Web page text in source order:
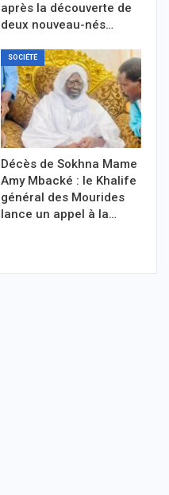
après la découverte de
deux nouveau-nés…
SOCIÉTÉ
Décès de Sokhna Mame
Amy Mbacké : le Khalife
général des Mourides
lance un appel à la…